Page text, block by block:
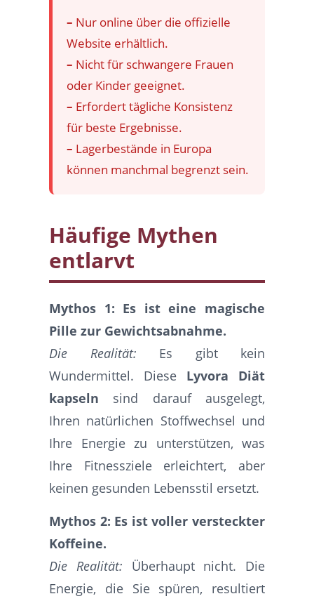
– Nur online über die offizielle
Website erhältlich.
– Nicht für schwangere Frauen
oder Kinder geeignet.
– Erfordert tägliche Konsistenz
für beste Ergebnisse.
– Lagerbestände in Europa
können manchmal begrenzt sein.
Häufige Mythen
entlarvt
Mythos 1: Es ist eine magische
Pille zur Gewichtsabnahme.
Die Realität: Es gibt kein
Wundermittel. Diese Lyvora Diät
kapseln sind darauf ausgelegt,
Ihren natürlichen Stoffwechsel und
Ihre Energie zu unterstützen, was
Ihre Fitnessziele erleichtert, aber
keinen gesunden Lebensstil ersetzt.
Mythos 2: Es ist voller versteckter
Koffeine.
Die Realität: Überhaupt nicht. Die
Energie, die Sie spüren, resultiert